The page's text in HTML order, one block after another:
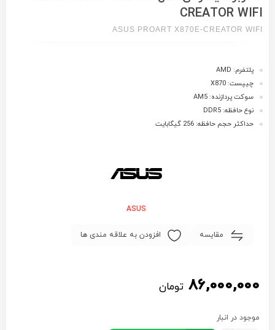
CREATOR WIFI
ASUS PROART X870E-CREATOR WIFI
پلتفرم: AMD
چیپست: X870
سوکت پردازنده: AM5
نوع حافظه: DDR5
حداکثر حجم حافظه: 256 گیگابایت
ASUS
مقایسه افزودن به علاقه مندی ها
86,000,000 تومان
موجود در انبار